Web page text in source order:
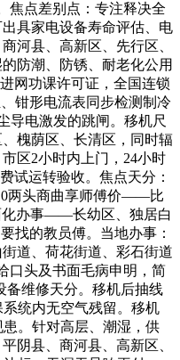
焦点差别点：专注释决全
具家电设备寿命评估、电
河县、高新区、先行区、
防潮、防锈、耐老化公用
网功课许可证，全国连锁
钳形电流表同步检测制冷
导电激发的跳闸。移机尺
槐荫区、长清区，同时辐
区2小时内上门，24小时
试运转验收。焦点天分：
0两头商曲享师傅价——比
化办事——长幼区、独居白
找的教员傅。当地办事：
道、荷花街道、彩石街道
口头及书面毛病申明，简
备维修天分。移机后抽线
统内无空气残留。移机
。针对高层、潮湿，供
阴县、商河县、高新区、